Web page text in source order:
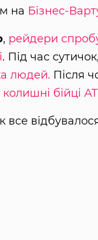
на Бізнес-
, рейдери
. Під час сутичок,
людей. Після
бійці
все